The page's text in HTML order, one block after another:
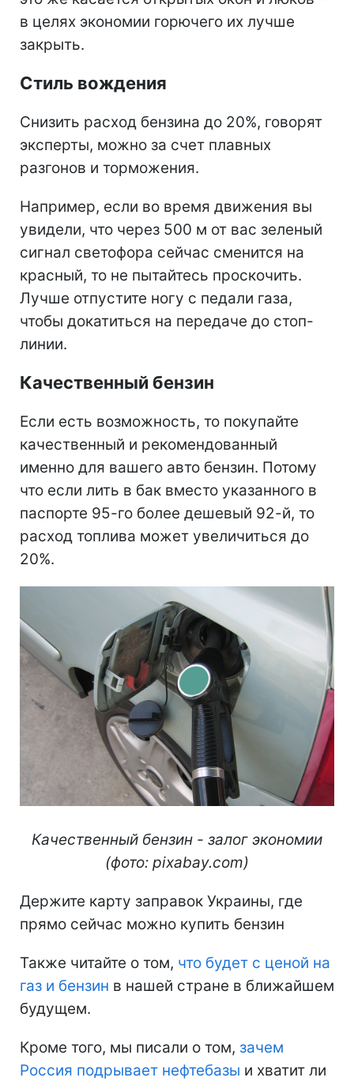
в целях экономии горючего их лучше
закрыть.
Стиль вождения
Снизить расход бензина до 20%, говорят
эксперты, можно за счет плавных
разгонов и торможения.
Например, если во время движения вы
увидели, что через 500 м от вас зеленый
сигнал светофора сейчас сменится на
красный, то не пытайтесь проскочить.
Лучше отпустите ногу с педали газа,
чтобы докатиться на передаче до стоп-
линии.
Качественный бензин
Если есть возможность, то покупайте
качественный и рекомендованный
именно для вашего авто бензин. Потому
что если лить в бак вместо указанного в
паспорте 95-го более дешевый 92-й, то
расход топлива может увеличиться до
20%.
Качественный бензин - залог экономии
(фото: pixabay.com)
Держите карту заправок Украины, где
прямо сейчас можно купить бензин
Также читайте о том, что будет с ценой на
газ и бензин в нашей стране в ближайшем
будущем.
Кроме того, мы писали о том, зачем
Россия подрывает нефтебазы и хватит ли